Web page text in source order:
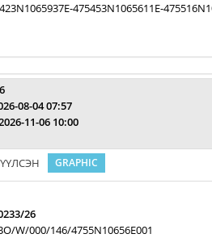
475453N1065611E-
08-04 07:57
11-06 10:00
GRAPHIC
26
W/000/146/4755N10656E001